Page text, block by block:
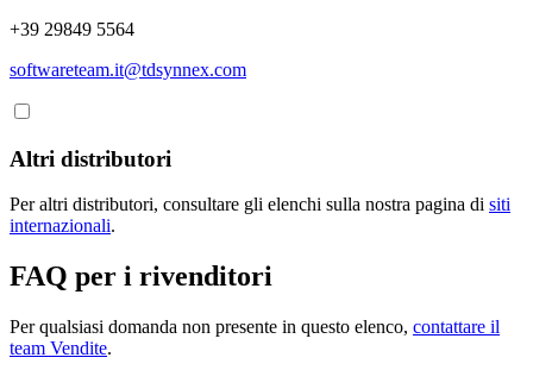
+39 29849 5564
softwareteam.it@tdsynnex.com
Altri distributori
Per altri distributori, consultare gli elenchi sulla nostra pagina di siti
internazionali.
FAQ per i rivenditori
Per qualsiasi domanda non presente in questo elenco, contattare il
team Vendite.